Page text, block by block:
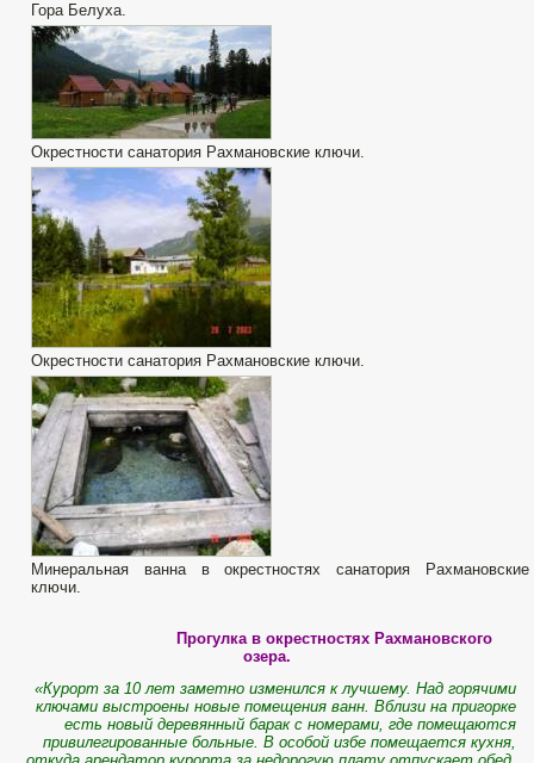
Гора Белуха.
Окрестности санатория Рахмановские ключи.
Окрестности санатория Рахмановские ключи.
Минеральная ванна в окрестностях санатория Рахмановские
ключи.
Прогулка в окрестностях Рахмановского
озера.
«Курорт за 10 лет заметно изменился к лучшему. Над горячими
ключами выстроены новые помещения ванн. Вблизи на пригорке
есть новый деревянный барак с номерами, где помещаются
привилегированные больные. В особой избе помещается кухня,